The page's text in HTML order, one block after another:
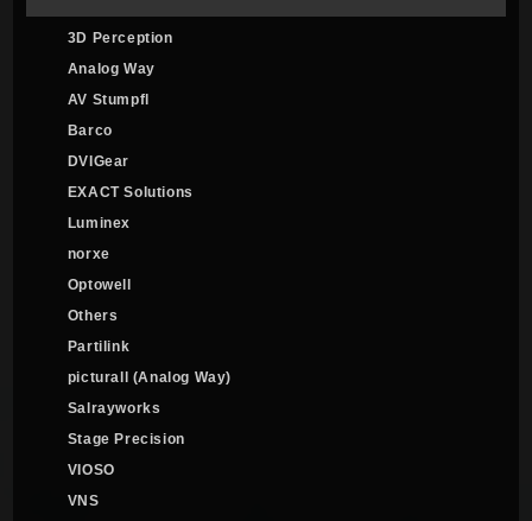
3D Perception
Analog Way
AV Stumpfl
Barco
DVIGear
EXACT Solutions
Luminex
norxe
Optowell
Others
Partilink
picturall (Analog Way)
Salrayworks
Stage Precision
VIOSO
VNS